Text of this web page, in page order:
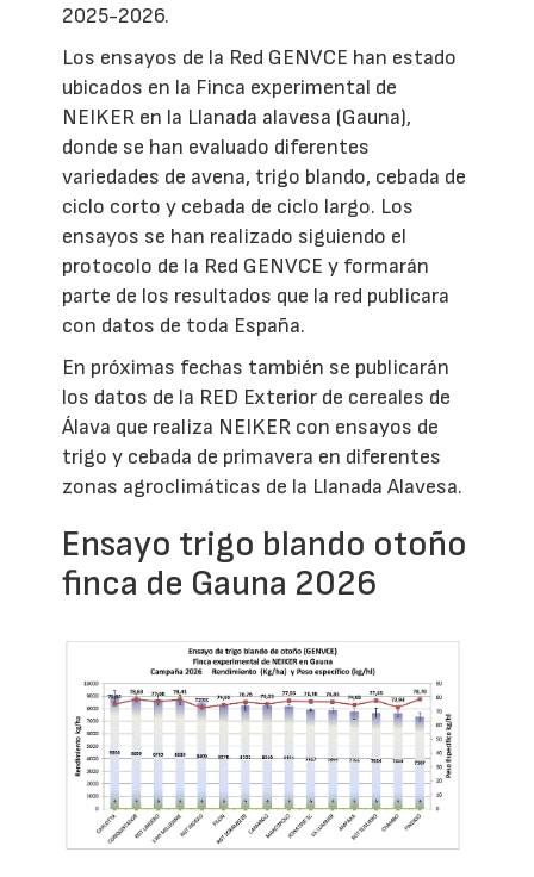
2025-2026.
Los ensayos de la Red GENVCE han estado
ubicados en la Finca experimental de
NEIKER en la Llanada alavesa (Gauna),
donde se han evaluado diferentes
variedades de avena, trigo blando, cebada de
ciclo corto y cebada de ciclo largo. Los
ensayos se han realizado siguiendo el
protocolo de la Red GENVCE y formarán
parte de los resultados que la red publicara
con datos de toda España.
En próximas fechas también se publicarán
los datos de la RED Exterior de cereales de
Álava que realiza NEIKER con ensayos de
trigo y cebada de primavera en diferentes
zonas agroclimáticas de la Llanada Alavesa.
Ensayo trigo blando otoño
finca de Gauna 2026